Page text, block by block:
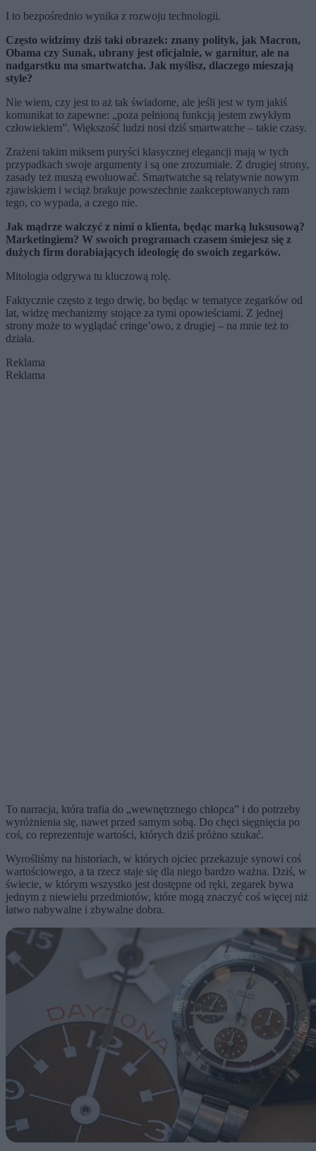
I to bezpośrednio wynika z rozwoju technologii.
Często widzimy dziś taki obrazek: znany polityk, jak Macron,
Obama czy Sunak, ubrany jest oficjalnie, w garnitur, ale na
nadgarstku ma smartwatcha. Jak myślisz, dlaczego mieszają
style?
Nie wiem, czy jest to aż tak świadome, ale jeśli jest w tym jakiś
komunikat to zapewne: „poza pełnioną funkcją jestem zwykłym
człowiekiem”. Większość ludzi nosi dziś smartwatche – takie czasy.
Zrażeni takim miksem puryści klasycznej elegancji mają w tych
przypadkach swoje argumenty i są one zrozumiałe. Z drugiej strony,
zasady też muszą ewoluować. Smartwatche są relatywnie nowym
zjawiskiem i wciąż brakuje powszechnie zaakceptowanych ram
tego, co wypada, a czego nie.
Jak mądrze walczyć z nimi o klienta, będąc marką luksusową?
Marketingiem? W swoich programach czasem śmiejesz się z
dużych firm dorabiających ideologię do swoich zegarków.
Mitologia odgrywa tu kluczową rolę.
Faktycznie często z tego drwię, bo będąc w tematyce zegarków od
lat, widzę mechanizmy stojące za tymi opowieściami. Z jednej
strony może to wyglądać cringe’owo, z drugiej – na mnie też to
działa.
Reklama
Reklama
To narracja, która trafia do „wewnętrznego chłopca” i do potrzeby
wyróżnienia się, nawet przed samym sobą. Do chęci sięgnięcia po
coś, co reprezentuje wartości, których dziś próżno szukać.
Wyrośliśmy na historiach, w których ojciec przekazuje synowi coś
wartościowego, a ta rzecz staje się dla niego bardzo ważna. Dziś, w
świecie, w którym wszystko jest dostępne od ręki, zegarek bywa
jednym z niewielu przedmiotów, które mogą znaczyć coś więcej niż
łatwo nabywalne i zbywalne dobra.